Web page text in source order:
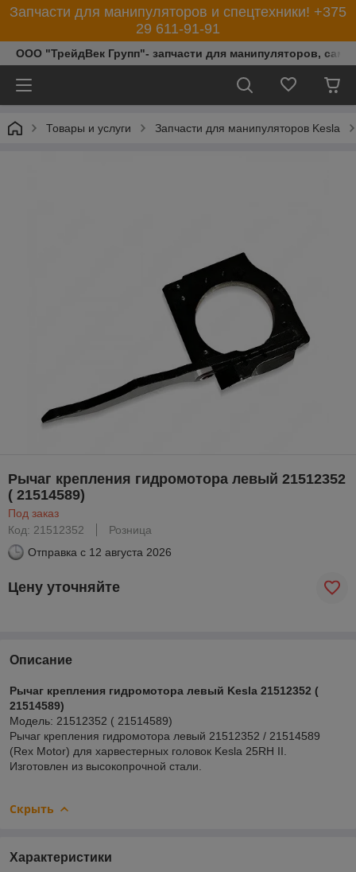
Запчасти для манипуляторов и спецтехники! +375
29 611-91-91
ООО "ТрейдВек Групп"- запчасти для манипуляторов,
Товары и услуги Запчасти для манипуляторов Kesla
Рычаг крепления гидромотора левый 21512352
( 21514589)
Под заказ
Код: 21512352
Розница
Отправка с 12 августа 2026
Цену уточняйте
Описание
Рычаг крепления гидромотора левый Kesla 21512352 (
21514589)
Модель: 21512352 ( 21514589)
Рычаг крепления гидромотора левый 21512352 / 21514589
(Rex Motor) для харвестерных головок Kesla 25RH II.
Изготовлен из высокопрочной стали.
Скрыть
Характеристики